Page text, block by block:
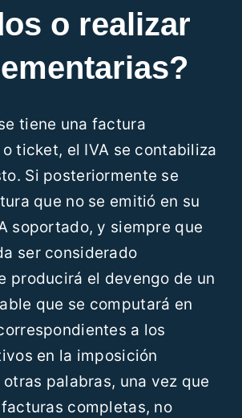
o realizar
tiene una factura
ticket, el IVA se contabiliza
Si posteriormente se
que no se emitió en su
soportado, y siempre que
ser considerado
producirá el devengo de un
que se computará en
a los
en la imposición
palabras, una vez que
completas, no